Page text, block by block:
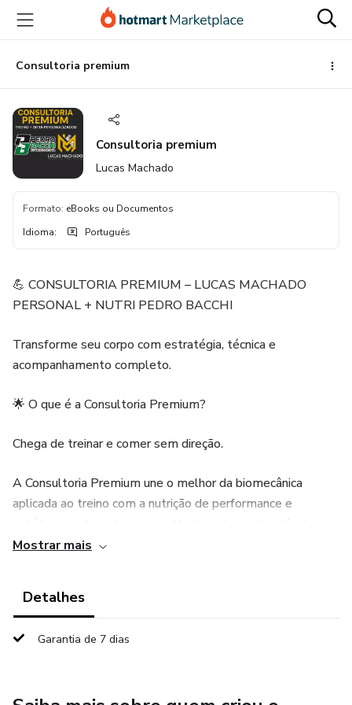
para
conteúdo
principal
para
pagamento
para
rodapéConsultoria premium
Consultoria premium
Lucas Machado
Formato: eBooks ou Documentos
Idioma: Português
💪 CONSULTORIA PREMIUM – LUCAS MACHADO
PERSONAL + NUTRI PEDRO BACCHI
Transforme seu corpo com estratégia, técnica e
acompanhamento completo.
🌟 O que é a Consultoria Premium?
Chega de treinar e comer sem direção.
A Consultoria Premium une o melhor da biomecânica
aplicada ao treino com a nutrição de performance e
Lucas Machado e do Nutricionista Pedro Bacchi —
evolução.
Mostrar mais
Detalhes
Garantia de 7 dias